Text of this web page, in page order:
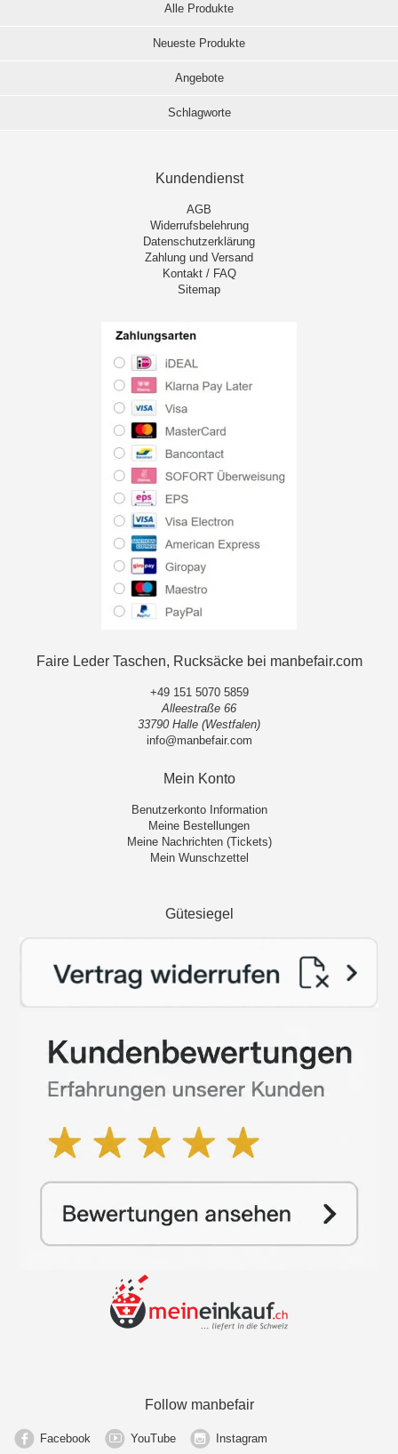
Alle Produkte
Neueste Produkte
Angebote
Schlagworte
Kundendienst
AGB
Widerrufsbelehrung
Datenschutzerklärung
Zahlung und Versand
Kontakt / FAQ
Sitemap
Faire Leder Taschen, Rucksäcke bei manbefair.com
+49 151 5070 5859
Alleestraße 66
33790 Halle (Westfalen)
info@manbefair.com
Mein Konto
Benutzerkonto Information
Meine Bestellungen
Meine Nachrichten (Tickets)
Mein Wunschzettel
Gütesiegel
Follow manbefair
Facebook YouTube Instagram